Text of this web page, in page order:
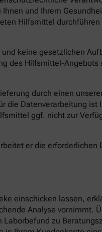
und Ihrem
Hilfsmittel
keine gesetzlichen
des Hilfsmittel-
durch einen
Datenverarbeitung ist
ggf. nicht zur
er die erforderlichen
einschicken lassen,
Analyse vornimmt.
zu